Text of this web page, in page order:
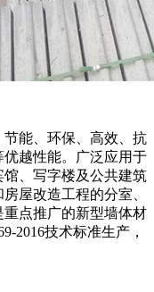
能、环保、高效、抗
越性能。广泛应用于
、写字楼及公共建筑
屋改造工程的分室、
点推广的新型墙体材
2016技术标准生产，